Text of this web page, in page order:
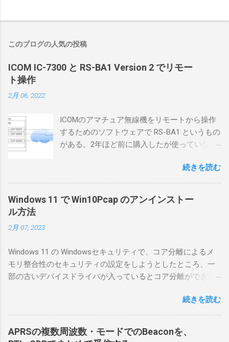
このブログの人気の投稿
ICOM IC-7300 と RS-BA1 Version 2 でリモー
ト操作
2月 06, 2022
ICOMのアマチュア無線機をリモートから操作
するためのソフトウェアで RS-BA1 というもの
がある。2年ほど前に購入したが使っていなか
としているので、リモートから操作できる無
線局構築のために、真面目に使ってみること
くだろうと思ったのだが、ちっともそんなに
合は、下記のこれらものが必要である ICOMの
無線機。 今回は私が持っているIC-7300を使
う。 無線機側(サーバ側) のWindows PC。 今
を入れて使っている。 TPMとか入っているの
でBitLockerのDisk暗号化もでき、遠隔地で盗難
にあってもデータ流出の危険性が少ないかな
続きを読む
Windows 11 で Win10Pcap のアンインストー
ル方法
2月 07, 2023
Windows 11 の Windowsセキュリティで、コア分離によるメ
モリ整合性のセキュリティの設定をしようとしたところ、一
部の古いデバイスドライバが入っているとコア分離ができな
で利用する Win10Pcap.sys が入っているためにコア分離がで
きないとエラーが出ておりました。 アンインストールのプロ
グラムなどを走らせてもアンインストールできなかったの
で、どのように実行すればよいのか調べながら実施しまし
続きを読む
APRSの複数周波数・モードでのBeaconを、